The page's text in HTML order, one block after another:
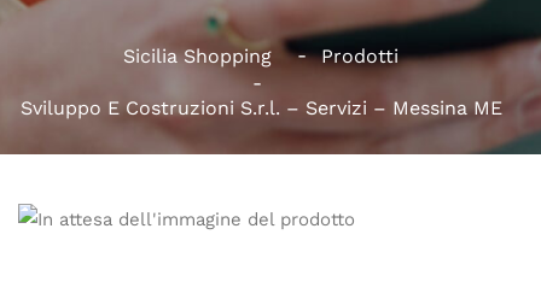
Sicilia Shopping Prodotti
Sviluppo E Costruzioni S.r.l. – Servizi – Messina ME